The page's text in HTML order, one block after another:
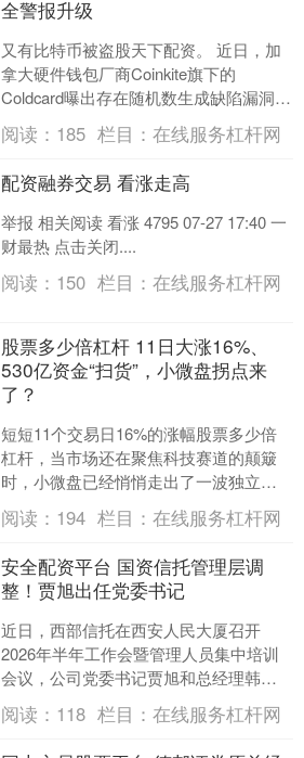
全警报升级
又有比特币被盗股天下配资。 近日，加
拿大硬件钱包厂商Coinkite旗下的‌
Coldcard‌曝出存在随机数生成缺陷漏洞，
导致大量离线“冷钱包”生成的助记词可
被....
阅读： 185 栏目：在线服务杠杆网
配资融券交易 看涨走高
举报 相关阅读 看涨 4795 07-27 17:40 一
财最热 点击关闭....
阅读： 150 栏目：在线服务杠杆网
股票多少倍杠杆 11日大涨16%、
530亿资金“扫货”，小微盘拐点来
了？
短短11个交易日16%的涨幅股票多少倍
杠杆，当市场还在聚焦科技赛道的颠簸
时，小微盘已经悄悄走出了一波独立行
情。 此前经历超三成深度回撤的万得微
盘股指数，近期迎来....
阅读： 194 栏目：在线服务杠杆网
安全配资平台 国资信托管理层调
整！贾旭出任党委书记
近日，西部信托在西安人民大厦召开
2026年半年工作会暨管理人员集中培训
会议，公司党委书记贾旭和总经理韩宗
望参加会议并讲话。这表明安全配资平
台，西部信托党委书记职....
阅读： 118 栏目：在线服务杠杆网